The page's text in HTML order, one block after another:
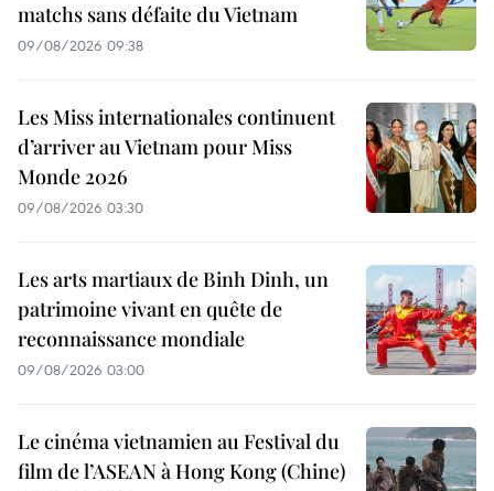
matchs sans défaite du Vietnam
09/08/2026 09:38
Les Miss internationales continuent
d’arriver au Vietnam pour Miss
Monde 2026
09/08/2026 03:30
Les arts martiaux de Binh Dinh, un
patrimoine vivant en quête de
reconnaissance mondiale
09/08/2026 03:00
Le cinéma vietnamien au Festival du
film de l’ASEAN à Hong Kong (Chine)